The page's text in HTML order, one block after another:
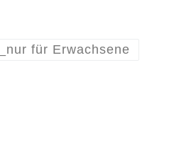
_nur für Erwachsene